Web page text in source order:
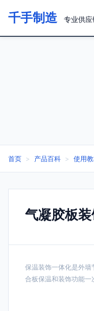
千手制造 专业供
首页 > 产品百科 > 使用
气凝胶板
保温装饰一体化是外
合板保温和装饰功能一